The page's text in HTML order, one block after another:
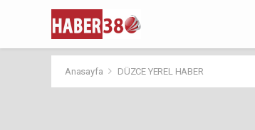
Anasayfa DÜZCE YEREL HABER